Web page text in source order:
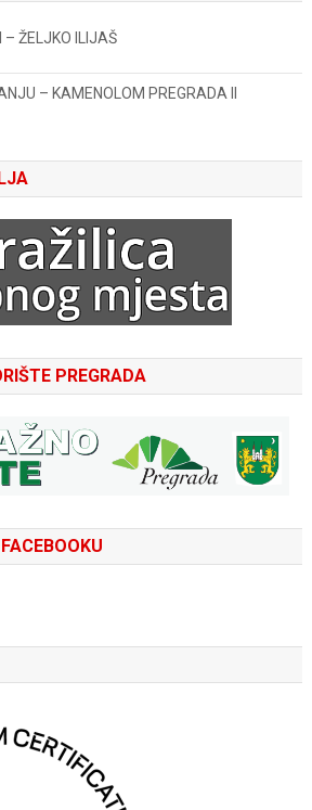
– ŽELJKO ILIJAŠ
– KAMENOLOM PREGRADA II
PREGRADA